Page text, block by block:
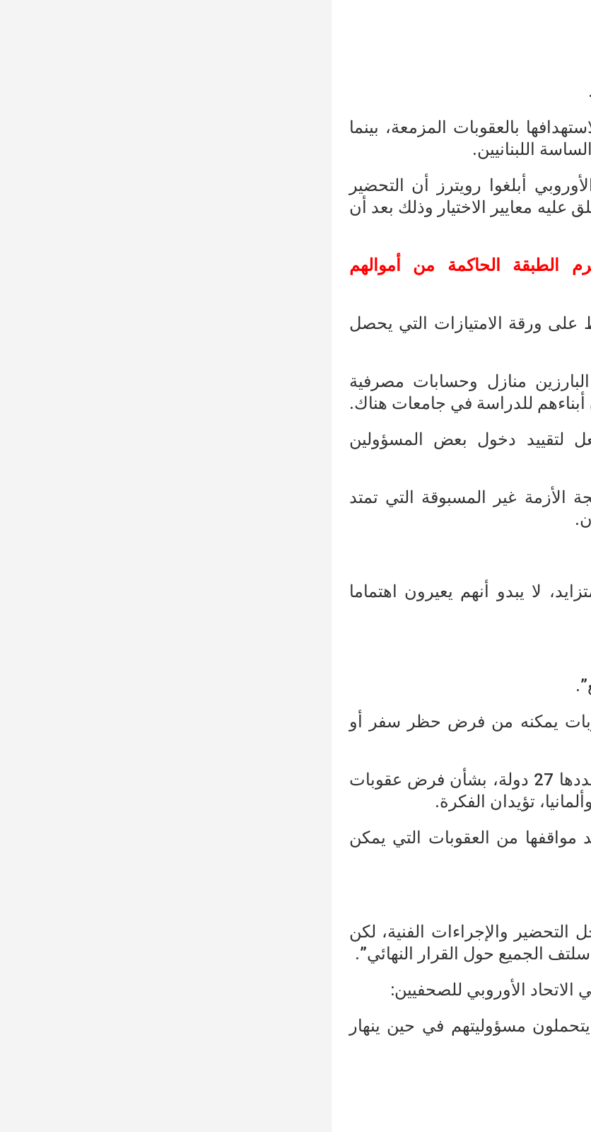
بالعقوبات المزمعة، بينما
اللبنانيين.
أبلغوا رويترز أن التحضير
معايير الاختيار وذلك بعد أن
الطبقة الحاكمة من أموالهم
على ورقة الامتيازات التي يحصل
منازل وحسابات مصرفية
للدراسة في جامعات هناك.
لتقييد دخول بعض المسؤولين
غير المسبوقة التي تمتد
لا يبدو أنهم يعيرون اهتماما
يمكنه من فرض حظر سفر أو
وهناك انقسامات بين دول الاتحاد الأوروبي، وعددها 27 دولة، بشأن فرض عقوبات
تؤيدان الفكرة.
من العقوبات التي يمكن
والإجراءات الفنية، لكن
الجميع حول القرار النهائي”.
الأوروبي للصحفيين:
مسؤوليتهم في حين ينهار